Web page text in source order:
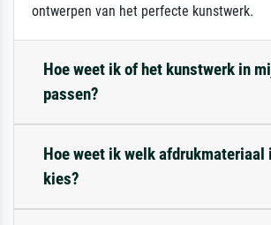
ontwerpen van het perfecte kunstwerk.
Hoe weet ik of het kunstwerk in
passen?
Hoe weet ik welk afdrukmateriaal
kies?